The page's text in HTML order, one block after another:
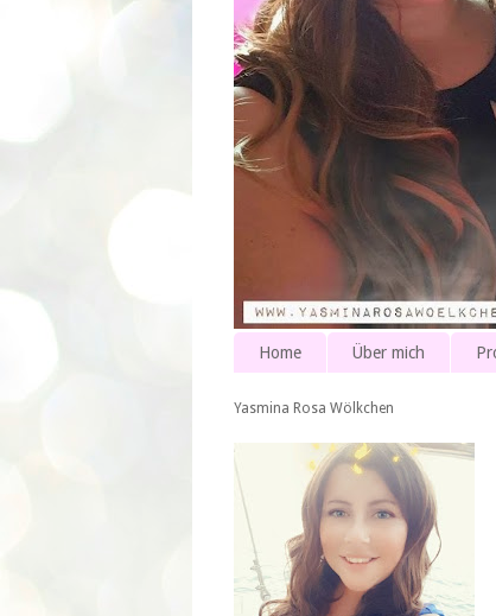
Home Über mich
Yasmina Rosa Wölkchen